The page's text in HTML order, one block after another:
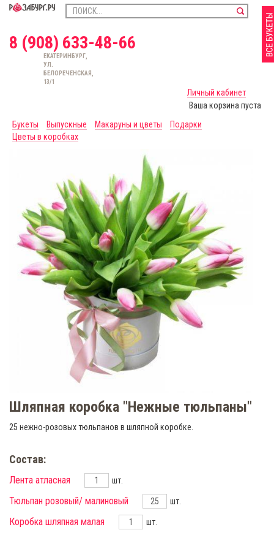
8 (908) 633-48-66
ЕКАТЕРИНБУРГ,
УЛ.
БЕЛОРЕЧЕНСКАЯ,
13/1
Личный кабинет
Ваша корзина пуста
Букеты
Выпускные Макаруны и цветы
Подарки
Цветы в коробках
Шляпная коробка "Нежные тюльпаны"
25 нежно-розовых тюльпанов в шляпной коробке.
Состав:
Лента атласная шт.
Тюльпан розовый/ малиновый шт.
Коробка шляпная малая шт.